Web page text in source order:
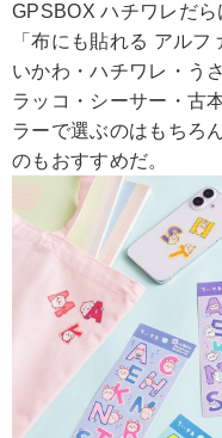
GPSBOX ハチワレだら
「布にも貼れる アル
いかわ・ハチワレ・う
ラッコ・シーサー・古
ラーで選ぶのはもちろ
のもおすすめだ。